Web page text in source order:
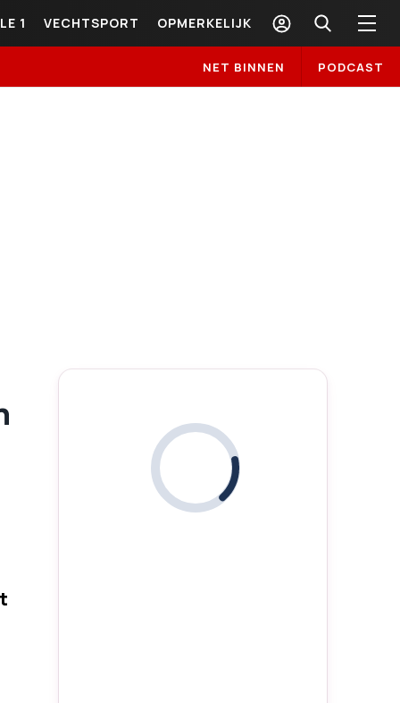
1 VECHTSPORT OPMERKELIJK
NET BINNEN PODCAST